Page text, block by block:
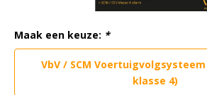
Maak een keuze: *
VbV / SCM
klasse 4)